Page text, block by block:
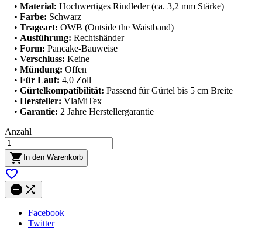
• Material: Hochwertiges Rindleder (ca. 3,2 mm Stärke)
• Farbe: Schwarz
• Trageart: OWB (Outside the Waistband)
• Ausführung: Rechtshänder
• Form: Pancake-Bauweise
• Verschluss: Keine
• Mündung: Offen
• Für Lauf: 4,0 Zoll
• Gürtelkompatibilität: Passend für Gürtel bis 5 cm Breite
• Hersteller: VlaMiTex
• Garantie: 2 Jahre Herstellergarantie
Anzahl
 In den Warenkorb

 
Facebook
Twitter